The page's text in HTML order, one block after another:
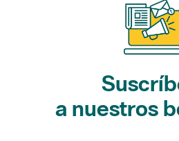
a nuestros